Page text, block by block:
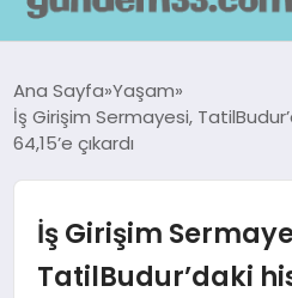
GÜNDEM
SAĞLIK
Ana Sayfa Yaşam
İş Girişim Sermayesi,
64,15’e çıkardı
İş Girişim
TatilBudur’daki